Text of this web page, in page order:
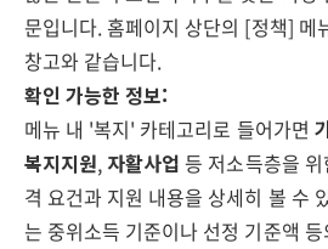
문입니다. 홈페이지 상단의 [정책] 메
창고와 같습니다.
확인 가능한 정보:
메뉴 내 '복지' 카테고리로 들어가면
복지지원, 자활사업 등 저소득층을
격 요건과 지원 내용을 상세히 볼 수
는 중위소득 기준이나 선정 기준액